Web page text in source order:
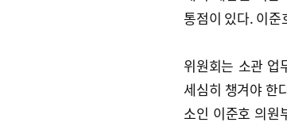
통점이 있다. 이준
위원회는 소관 업
세심히 챙겨야 한
소인 이준호 의원